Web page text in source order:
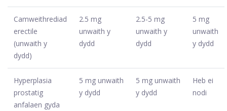
Camweithrediad
erectile
(unwaith y
dydd)
2.5 mg
unwaith y
dydd
2.5-5 mg
unwaith y
dydd
5 mg
unwaith
y dydd
Hyperplasia
prostatig
anfalaen gyda
5 mg unwaith
y dydd
5 mg unwaith
y dydd
Heb ei
nodi